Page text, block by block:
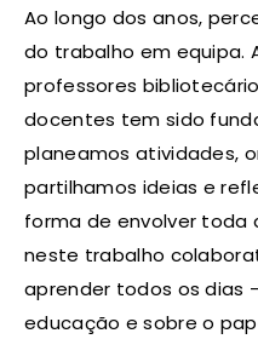
Ao longo dos anos,
do trabalho em equipa.
professores
docentes tem sido
planeamos atividades,
partilhamos ideias e
forma de envolver toda
neste trabalho
aprender todos os dias
educação e sobre o